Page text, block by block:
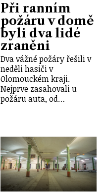
Při ranním
požáru v domě
byli dva lidé
zraněni
Dva vážné požáry řešili v
neděli hasiči v
Olomouckém kraji.
Nejprve zasahovali u
požáru auta, od…